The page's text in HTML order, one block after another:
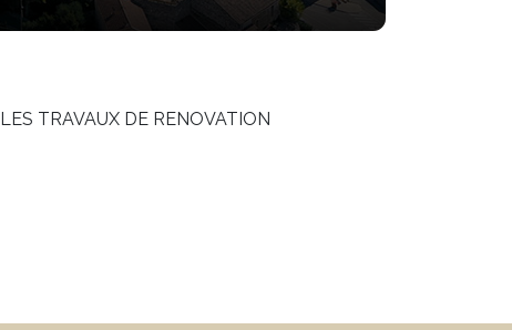
TRAVAUX DE RENOVATION